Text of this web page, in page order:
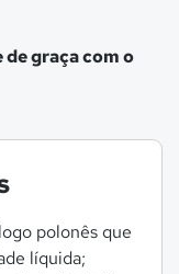
de graça com o
polonês que
líquida;